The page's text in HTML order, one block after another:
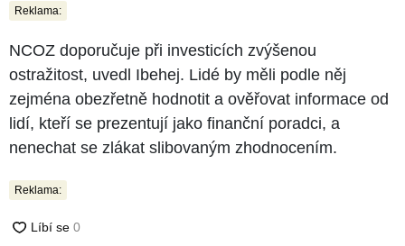
Reklama:
NCOZ doporučuje při investicích zvýšenou
ostražitost, uvedl Ibehej. Lidé by měli podle něj
zejména obezřetně hodnotit a ověřovat informace od
lidí, kteří se prezentují jako finanční poradci, a
nenechat se zlákat slibovaným zhodnocením.
Reklama: